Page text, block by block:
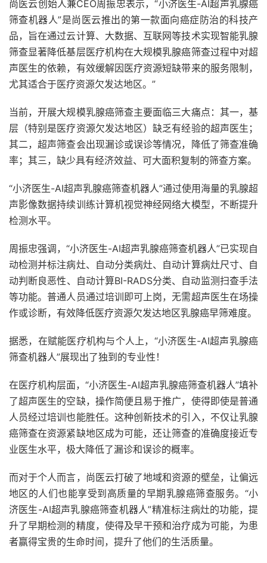
尚医云创始人兼CEO周振忠表示，“小济医生-AI超声乳腺癌
筛查机器人”是尚医云推出的第一款面向癌症防治的科技产
品，旨在通过云计算、大数据、互联网等技术实现智能乳腺
筛查显著降低基层医疗机构在大规模乳腺癌筛查过程中对超
声医生的依赖，有效缓解因医疗资源短缺带来的服务限制，
尤其适合于医疗资源欠发达地区。”
当前，开展大规模乳腺癌筛查主要面临三大痛点：其一，基
层（特别是医疗资源欠发达地区）缺乏有经验的超声医生；
其二，超声筛查会出现漏诊或误诊等情况，降低了筛查准确
率；其三，缺少具有经济效益、可大面积复制的筛查方案。
“小济医生-AI超声乳腺癌筛查机器人”通过使用海量的乳腺超
声影像数据持续训练计算机视觉神经网络大模型，不断提升
检测水平。
周振忠强调，“小济医生-AI超声乳腺癌筛查机器人”已实现自
动检测并标注病灶、自动分类病灶、自动计算病灶尺寸、自
动判断良恶性、自动计算BI-RADS分类、自动监测扫查手法
等功能。普通人员通过培训即可上岗，无需超声医生在场操
作或诊断，有效降低医疗资源欠发达地区乳腺癌早筛难度。
据悉，在赋能医疗机构与个人上，“小济医生-AI超声乳腺癌
筛查机器人”展现出了独到的专业性！
在医疗机构层面，“小济医生-AI超声乳腺癌筛查机器人”填补
了超声医生的空缺，操作简便且易于推广，使得即使是普通
人员经过培训也能胜任。这种创新技术的引入，不仅让乳腺
癌筛查在资源紧缺地区成为可能，还让筛查的准确度接近专
业医生水平，极大降低了漏诊和误诊的概率。
而对于个人而言，尚医云打破了地域和资源的壁垒，让偏远
地区的人们也能享受到高质量的早期乳腺癌筛查服务。“小
济医生-AI超声乳腺癌筛查机器人”精准标注病灶的功能，提
升了早期检测的精度，使得及早干预和治疗成为可能，为患
者赢得宝贵的生命时间，提升了他们的生活质量。